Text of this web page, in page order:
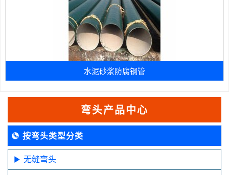
水泥砂浆防腐钢管
弯头产品中心
按弯头类型分类
无缝弯头